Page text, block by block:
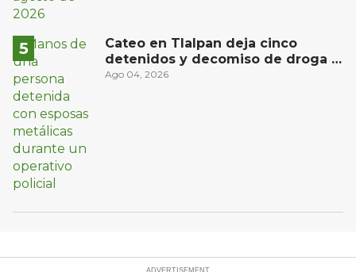
Cateo en Tlalpan deja cinco
detenidos y decomiso de droga y
un arma
Ago 04, 2026